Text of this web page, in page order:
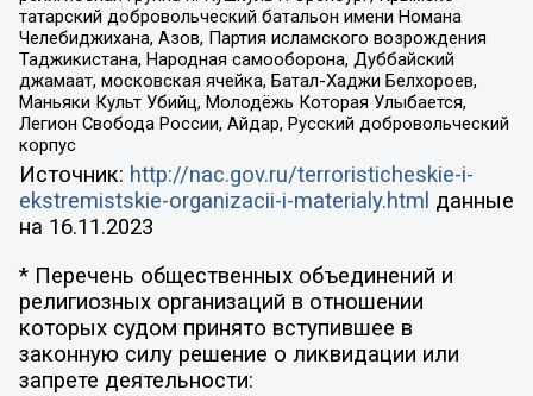
татарский добровольческий батальон имени Номана
Челебиджихана, Азов, Партия исламского возрождения
Таджикистана, Народная самооборона, Дуббайский
джамаат, московская ячейка, Батал-Хаджи Белхороев,
Маньяки Культ Убийц, Молодёжь Которая Улыбается,
Легион Свобода России, Айдар, Русский добровольческий
корпус
Источник: http://nac.gov.ru/terroristicheskie-i-
ekstremistskie-organizacii-i-materialy.html данные
на 16.11.2023
* Перечень общественных объединений и
религиозных организаций в отношении
которых судом принято вступившее в
законную силу решение о ликвидации или
запрете деятельности: